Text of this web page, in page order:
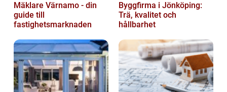
Mäklare Värnamo - din
guide till
fastighetsmarknaden
Byggfirma i Jönköping:
Trä, kvalitet och
hållbarhet